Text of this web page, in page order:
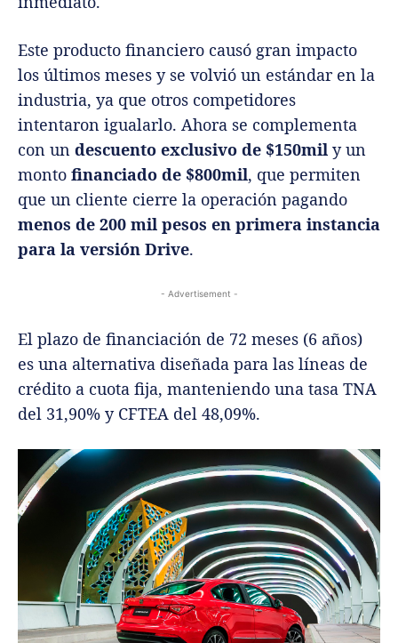
Este producto financiero causó gran impacto
los últimos meses y se volvió un estándar en la
industria, ya que otros competidores
intentaron igualarlo. Ahora se complementa
con un descuento exclusivo de $150mil y un
monto financiado de $800mil, que permiten
que un cliente cierre la operación pagando
menos de 200 mil pesos en primera instancia
para la versión Drive.
- Advertisement -
El plazo de financiación de 72 meses (6 años)
es una alternativa diseñada para las líneas de
crédito a cuota fija, manteniendo una tasa TNA
del 31,90% y CFTEA del 48,09%.